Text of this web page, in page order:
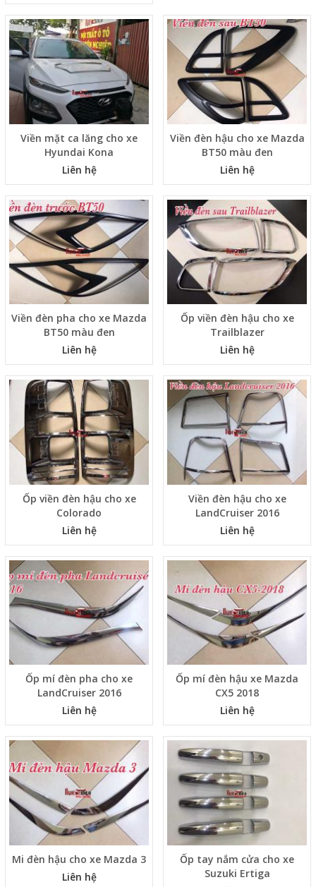
Viền mặt ca lăng cho xe
Hyundai Kona
Liên hệ
Viền đèn hậu cho xe Mazda
BT50 màu đen
Liên hệ
Viền đèn pha cho xe Mazda
BT50 màu đen
Liên hệ
Ốp viền đèn hậu cho xe
Trailblazer
Liên hệ
Ốp viền đèn hậu cho xe
Colorado
Liên hệ
Viền đèn hậu cho xe
LandCruiser 2016
Liên hệ
Ốp mí đèn pha cho xe
LandCruiser 2016
Liên hệ
Ốp mí đèn hậu xe Mazda
CX5 2018
Liên hệ
Mi đèn hậu cho xe Mazda 3
Liên hệ
Ốp tay nắm cửa cho xe
Suzuki Ertiga